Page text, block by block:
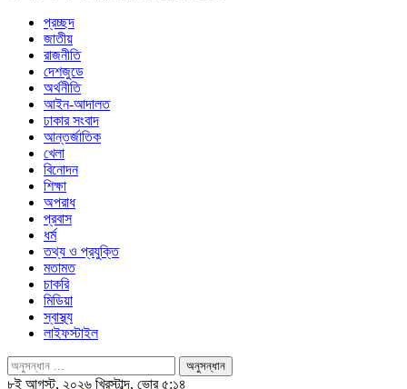
প্রচ্ছদ
জাতীয়
রাজনীতি
দেশজুডে
অর্থনীতি
আইন-আদালত
ঢাকার সংবাদ
আন্তর্জাতিক
খেলা
বিনোদন
শিক্ষা
অপরাধ
প্রবাস
ধর্ম
তথ্য ও প্রযুক্তি
মতামত
চাকরি
মিডিয়া
স্বাস্থ্য
লাইফস্টাইল
৮ই আগস্ট, ২০২৬ খ্রিস্টাব্দ, ভোর ৫:১৪